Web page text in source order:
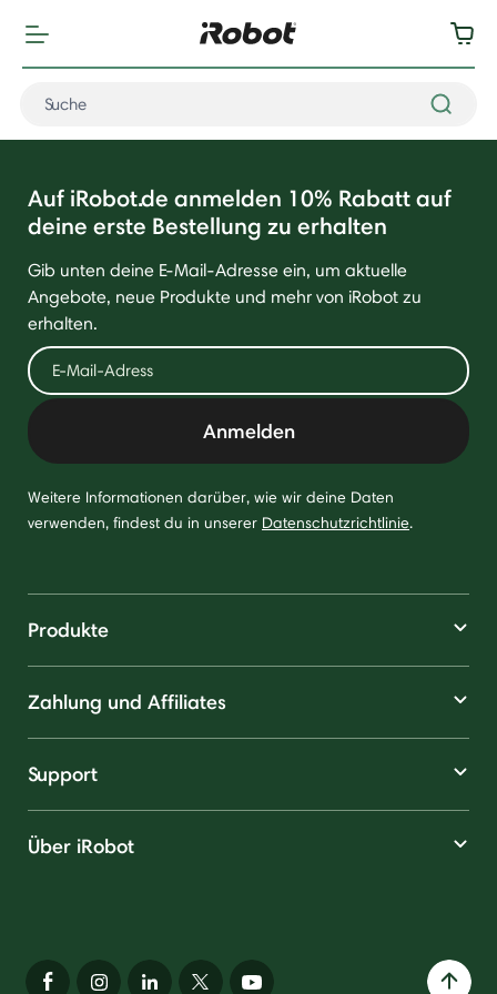
Auf iRobot.de anmelden 10% Rabatt auf
deine erste Bestellung zu erhalten
Gib unten deine E-Mail-Adresse ein, um aktuelle
Angebote, neue Produkte und mehr von iRobot zu
erhalten.
Anmelden
Weitere Informationen darüber, wie wir deine Daten
verwenden, findest du in unserer Datenschutzrichtlinie.
Produkte
Zahlung und Affiliates
Support
Über iRobot